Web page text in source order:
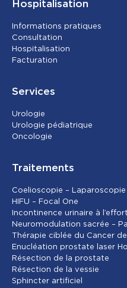
Hospitalisation
Informations pratiques
Consultation
Hospitalisation
Facturation
Services
Urologie
Urologie pédiatrique
Oncologie
Traitements
Coelioscopie –
HIFU – Focal One
Incontinence urinaire à l’effort
Neuromodulation sacrée –
Thérapie ciblée du Cancer
Enucléation prostate laser
Résection de la prostate
Résection de la vessie
Sphincter artificiel